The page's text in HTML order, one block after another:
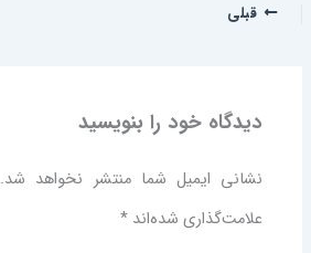
قبلی
دیدگاه‌ خود را بنویسید
نشانی ایمیل شما منتشر نخواهد شد.
علامت‌گذاری شده‌اند*